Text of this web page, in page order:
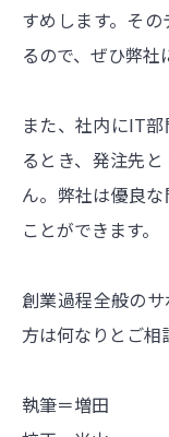
すめします。そ
るので、ぜひ弊社
また、社内にIT
るとき、発注先
ん。弊社は優良
ことができます。
創業過程全般の
方は何なりとご相
執筆＝増田